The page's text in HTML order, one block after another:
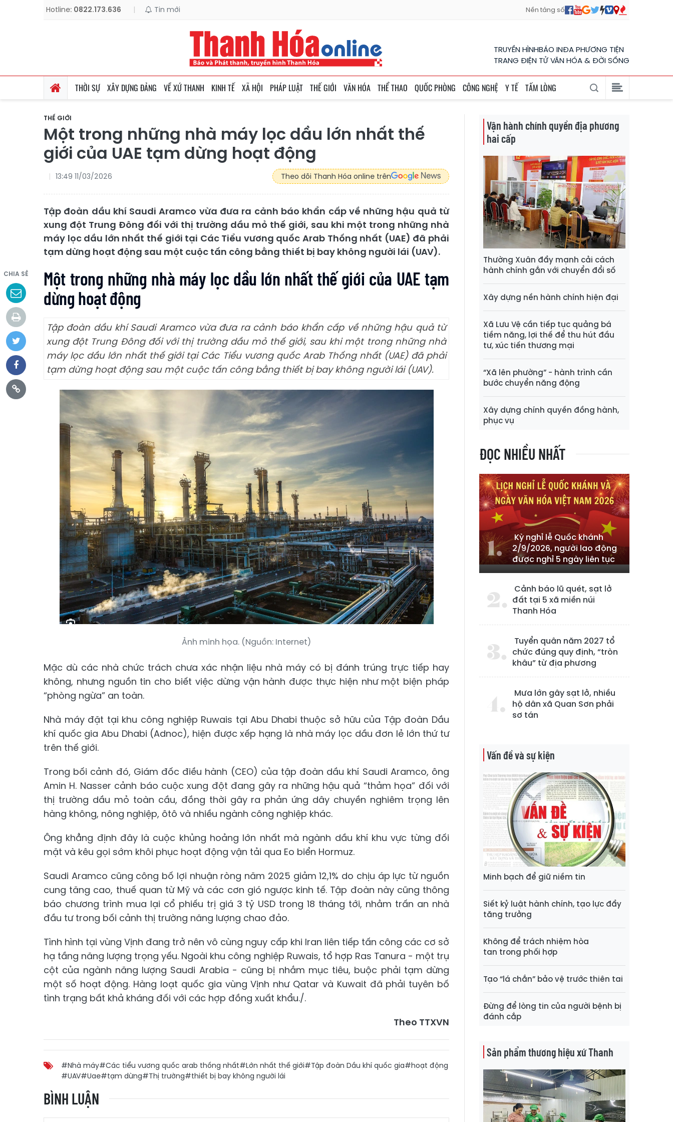
Hotline: 0822.173.636 | Tin mới Nền tảng số
TRUYỀN HÌNHBÁO INĐA PHƯƠNG TIỆN
TRANG ĐIỆN TỬ VĂN HÓA & ĐỜI SỐNG
THỜI SỰ XÂY DỰNG ĐẢNG VỀ XỨ THANH KINH TẾ XÃ HỘI PHÁP LUẬT THẾ GIỚI VĂN HÓA THỂ THAO QUỐC PHÒNG CÔNG NGHỆ Y TẾ TẤM LÒNG
THẾ GIỚI
Một trong những nhà máy lọc dầu lớn nhất thế
giới của UAE tạm dừng hoạt động
13:49 11/03/2026 Theo dõi Thanh Hóa online trên
Tập đoàn dầu khí Saudi Aramco vừa đưa ra cảnh báo khẩn cấp về những hậu quả từ
xung đột Trung Đông đối với thị trường dầu mỏ thế giới, sau khi một trong những nhà
máy lọc dầu lớn nhất thế giới tại Các Tiểu vương quốc Arab Thống nhất (UAE) đã phải
tạm dừng hoạt động sau một cuộc tấn công bằng thiết bị bay không người lái (UAV).
CHIA SẺ
Một trong những nhà máy lọc dầu lớn nhất thế giới của UAE tạm
dừng hoạt động
Tập đoàn dầu khí Saudi Aramco vừa đưa ra cảnh báo khẩn cấp về những hậu quả từ
xung đột Trung Đông đối với thị trường dầu mỏ thế giới, sau khi một trong những nhà
máy lọc dầu lớn nhất thế giới tại Các Tiểu vương quốc Arab Thống nhất (UAE) đã phải
tạm dừng hoạt động sau một cuộc tấn công bằng thiết bị bay không người lái (UAV).
Ảnh minh họa. (Nguồn: Internet)
Mặc dù các nhà chức trách chưa xác nhận liệu nhà máy có bị đánh trúng trực tiếp hay
không, nhưng nguồn tin cho biết việc dừng vận hành được thực hiện như một biện pháp
“phòng ngừa” an toàn.
Nhà máy đặt tại khu công nghiệp Ruwais tại Abu Dhabi thuộc sở hữu của Tập đoàn Dầu
khí quốc gia Abu Dhabi (Adnoc), hiện được xếp hạng là nhà máy lọc dầu đơn lẻ lớn thứ tư
trên thế giới.
Trong bối cảnh đó, Giám đốc điều hành (CEO) của tập đoàn dầu khí Saudi Aramco, ông
Amin H. Nasser cảnh báo cuộc xung đột đang gây ra những hậu quả “thảm họa” đối với
thị trường dầu mỏ toàn cầu, đồng thời gây ra phản ứng dây chuyền nghiêm trọng lên
hàng không, nông nghiệp, ôtô và nhiều ngành công nghiệp khác.
Ông khẳng định đây là cuộc khủng hoảng lớn nhất mà ngành dầu khí khu vực từng đối
mặt và kêu gọi sớm khôi phục hoạt động vận tải qua Eo biển Hormuz.
Saudi Aramco cũng công bố lợi nhuận ròng năm 2025 giảm 12,1% do chịu áp lực từ nguồn
cung tăng cao, thuế quan từ Mỹ và các cơn gió ngược kinh tế. Tập đoàn này cũng thông
báo chương trình mua lại cổ phiếu trị giá 3 tỷ USD trong 18 tháng tới, nhằm trấn an nhà
đầu tư trong bối cảnh thị trường năng lượng chao đảo.
Tình hình tại vùng Vịnh đang trở nên vô cùng nguy cấp khi Iran liên tiếp tấn công các cơ sở
hạ tầng năng lượng trọng yếu. Ngoài khu công nghiệp Ruwais, tổ hợp Ras Tanura - một trụ
cột của ngành năng lượng Saudi Arabia - cũng bị nhắm mục tiêu, buộc phải tạm dừng
một số hoạt động. Hàng loạt quốc gia vùng Vịnh như Qatar và Kuwait đã phải tuyên bố
tình trạng bất khả kháng đối với các hợp đồng xuất khẩu./.
Theo TTXVN
#Nhà máy#Các tiểu vương quốc arab thống nhất#Lớn nhất thế giới#Tập đoàn Dầu khí quốc gia#hoạt động
#UAV#Uae#tạm dừng#Thị trường#thiết bị bay không người lái
BÌNH LUẬN
Vận hành chính quyền địa phương
hai cấp
Thường Xuân đẩy mạnh cải cách
hành chính gắn với chuyển đổi số
Xây dựng nền hành chính hiện đại
Xã Lưu Vệ cần tiếp tục quảng bá
tiềm năng, lợi thế để thu hút đầu
tư, xúc tiến thương mại
“Xã lên phường” - hành trình cần
bước chuyển năng động
Xây dựng chính quyền đồng hành,
phục vụ
ĐỌC NHIỀU NHẤT
Kỳ nghỉ lễ Quốc khánh
2/9/2026, người lao động
được nghỉ 5 ngày liên tục
Cảnh báo lũ quét, sạt lở
đất tại 5 xã miền núi
Thanh Hóa
Tuyển quân năm 2027 tổ
chức đúng quy định, “tròn
khâu” từ địa phương
Mưa lớn gây sạt lở, nhiều
hộ dân xã Quan Sơn phải
sơ tán
Vấn đề và sự kiện
Minh bạch để giữ niềm tin
Siết kỷ luật hành chính, tạo lực đẩy
tăng trưởng
Không để trách nhiệm hòa
tan trong phối hợp
Tạo “lá chắn” bảo vệ trước thiên tai
Đừng để lòng tin của người bệnh bị
đánh cắp
Sản phẩm thương hiệu xứ Thanh